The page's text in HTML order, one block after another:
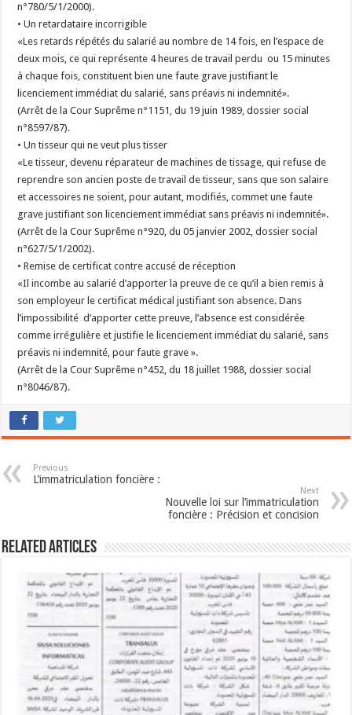
n°780/5/1/2000).
• Un retardataire incorrigible
«Les retards répétés du salarié au nombre de 14 fois, en l’espace de
deux mois, ce qui représente 4 heures de travail perdu ou 15 minutes
à chaque fois, constituent bien une faute grave justifiant le
licenciement immédiat du salarié, sans préavis ni indemnité».
(Arrêt de la Cour Suprême n°1151, du 19 juin 1989, dossier social
n°8597/87).
• Un tisseur qui ne veut plus tisser
«Le tisseur, devenu réparateur de machines de tissage, qui refuse de
reprendre son ancien poste de travail de tisseur, sans que son salaire
et accessoires ne soient, pour autant, modifiés, commet une faute
grave justifiant son licenciement immédiat sans préavis ni indemnité».
(Arrêt de la Cour Suprême n°920, du 05 janvier 2002, dossier social
n°627/5/1/2002).
• Remise de certificat contre accusé de réception
«Il incombe au salarié d’apporter la preuve de ce qu’il a bien remis à
son employeur le certificat médical justifiant son absence. Dans
l’impossibilité d’apporter cette preuve, l’absence est considérée
comme irrégulière et justifie le licenciement immédiat du salarié, sans
préavis ni indemnité, pour faute grave ».
(Arrêt de la Cour Suprême n°452, du 18 juillet 1988, dossier social
n°8046/87).
Previous
L’immatriculation foncière :
Next
Nouvelle loi sur l’immatriculation
foncière : Précision et concision
Related Articles